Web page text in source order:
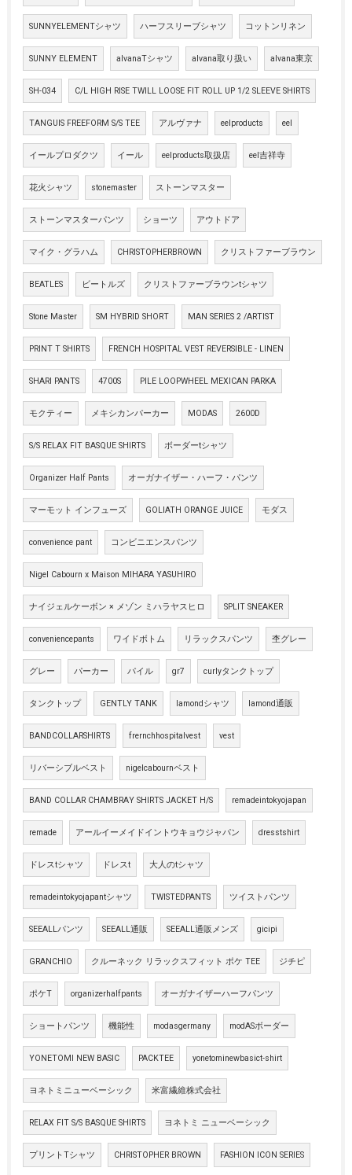
SUNNYELEMENTシャツ ハーフスリーブシャツ コットンリネン
SUNNY ELEMENT alvanaTシャツ alvana取り扱い alvana東京
SH-034 C/L HIGH RISE TWILL LOOSE FIT ROLL UP 1/2 SLEEVE SHIRTS
TANGUIS FREEFORM S/S TEE アルヴァナ eelproducts eel
イールプロダクツ イール eelproducts取扱店 eel吉祥寺
花火シャツ stonemaster ストーンマスター
ストーンマスターパンツ ショーツ アウトドア
マイク・グラハム CHRISTOPHERBROWN クリストファーブラウン
BEATLES ビートルズ クリストファーブラウンtシャツ
Stone Master SM HYBRID SHORT MAN SERIES 2 /ARTIST
PRINT T SHIRTS FRENCH HOSPITAL VEST REVERSIBLE - LINEN
SHARI PANTS 4700S PILE LOOPWHEEL MEXICAN PARKA
モクティー メキシカンパーカー MODAS 2600D
S/S RELAX FIT BASQUE SHIRTS ボーダーtシャツ
Organizer Half Pants オーガナイザー・ハーフ・パンツ
マーモット インフューズ GOLIATH ORANGE JUICE モダス
convenience pant コンビニエンスパンツ
Nigel Cabourn x Maison MIHARA YASUHIRO
ナイジェルケーボン × メゾン ミハラヤスヒロ SPLIT SNEAKER
conveniencepants ワイドボトム リラックスパンツ 杢グレー
グレー パーカー パイル gr7 curlyタンクトップ
タンクトップ GENTLY TANK lamondシャツ lamond通販
BANDCOLLARSHIRTS frernchhospitalvest vest
リバーシブルベスト nigelcabournベスト
BAND COLLAR CHAMBRAY SHIRTS JACKET H/S remadeintokyojapan
remade アールイーメイドイントウキョウジャパン dresstshirt
ドレスtシャツ ドレスt 大人のtシャツ
remadeintokyojapantシャツ TWISTEDPANTS ツイストパンツ
SEEALLパンツ SEEALL通販 SEEALL通販メンズ gicipi
GRANCHIO クルーネック リラックスフィット ポケ TEE ジチピ
ポケT organizerhalfpants オーガナイザーハーフパンツ
ショートパンツ 機能性 modasgermany modASボーダー
YONETOMI NEW BASIC PACKTEE yonetominewbasict-shirt
ヨネトミニューベーシック 米富繊維株式会社
RELAX FIT S/S BASQUE SHIRTS ヨネトミ ニューベーシック
プリントTシャツ CHRISTOPHER BROWN FASHION ICON SERIES